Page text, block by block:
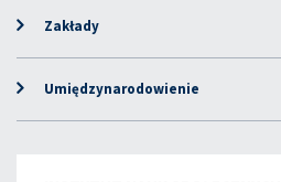
Zakłady
Umiędzynarodowienie